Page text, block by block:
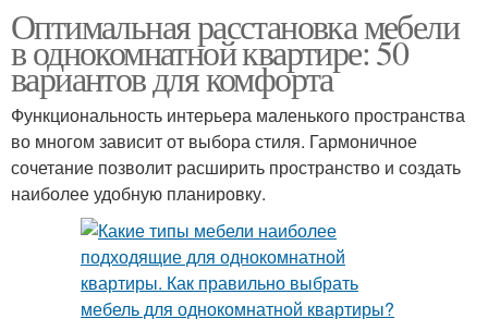
Оптимальная расстановка мебели
в однокомнатной квартире: 50
вариантов для комфорта
Функциональность интерьера маленького пространства
во многом зависит от выбора стиля. Гармоничное
сочетание позволит расширить пространство и создать
наиболее удобную планировку.